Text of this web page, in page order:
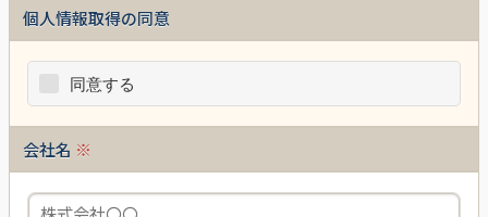
個人情報取得の同意
同意する
会社名 ※